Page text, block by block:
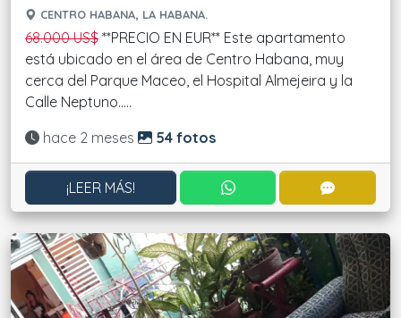
CENTRO HABANA, LA HABANA.
68.000 US$ **PRECIO EN EUR** Este apartamento
está ubicado en el área de Centro Habana, muy
cerca del Parque Maceo, el Hospital Almejeira y la
Calle Neptuno.....
Actualizado:
hace 2 meses 54 fotos
¡LEER MÁS! CONTACTAR POR